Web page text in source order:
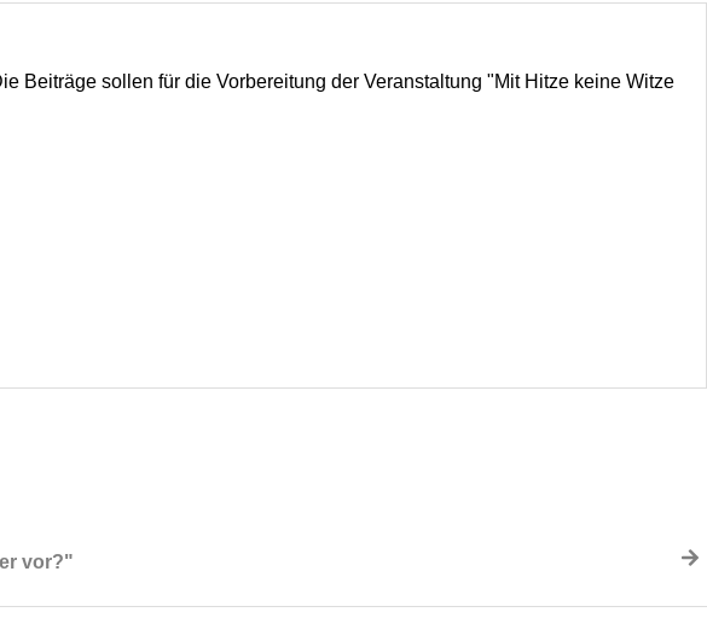
Beiträge sollen für die Vorbereitung der Veranstaltung "Mit Hitze keine Witze
vor?"